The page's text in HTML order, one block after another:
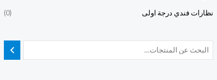
نظارات فندي درجة اولى (0)